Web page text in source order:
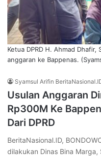
Ketua DPRD H. Ahmad Dhafir,
anggaran ke Bappenas.
Syamsul Arifin
Usulan Anggaran
Rp300M Ke
Dari DPRD
BeritaNasional.ID,
dilakukan Dinas Bina Marga,